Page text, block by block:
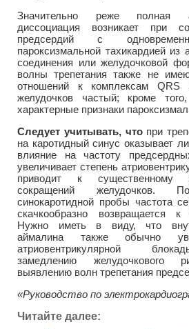
Значительно реже полная
диссоциация возникает при
предсердий с
пароксизмальной тахикардией из
соединения или желудочковой
волны трепетания также не
отношений к комплексам QRS
желудочков частый; кроме
характерные признаки
Следует учитывать, чтопри
на каротидный синус оказывает
влияние на частоту
увеличивает степень
приводит к существенному
сокращений желудочков.
синокаротидной пробы частота
скачкообразно возвращается
Нужно иметь в виду, что
аймалина также обычно
атриовентрикулярной
замедлению
выявлению волн трепетания
«Руководство по
Читайте далее: